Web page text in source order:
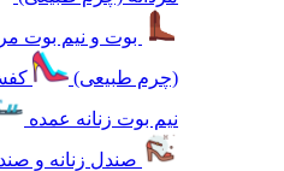
بوت و نیم بوت
(چرم طبیعی)
نیم بوت زنانه عمده
صندل زنانه و